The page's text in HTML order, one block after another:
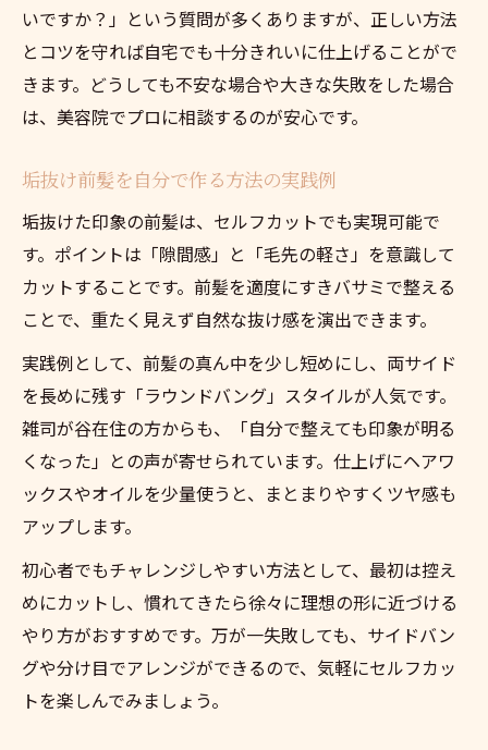
いですか？」という質問が多くありますが、正しい方法
とコツを守れば自宅でも十分きれいに仕上げることがで
きます。どうしても不安な場合や大きな失敗をした場合
は、美容院でプロに相談するのが安心です。
垢抜け前髪を自分で作る方法の実践例
垢抜けた印象の前髪は、セルフカットでも実現可能で
す。ポイントは「隙間感」と「毛先の軽さ」を意識して
カットすることです。前髪を適度にすきバサミで整える
ことで、重たく見えず自然な抜け感を演出できます。
実践例として、前髪の真ん中を少し短めにし、両サイド
を長めに残す「ラウンドバング」スタイルが人気です。
雑司が谷在住の方からも、「自分で整えても印象が明る
くなった」との声が寄せられています。仕上げにヘアワ
ックスやオイルを少量使うと、まとまりやすくツヤ感も
アップします。
初心者でもチャレンジしやすい方法として、最初は控え
めにカットし、慣れてきたら徐々に理想の形に近づける
やり方がおすすめです。万が一失敗しても、サイドバン
グや分け目でアレンジができるので、気軽にセルフカッ
トを楽しんでみましょう。